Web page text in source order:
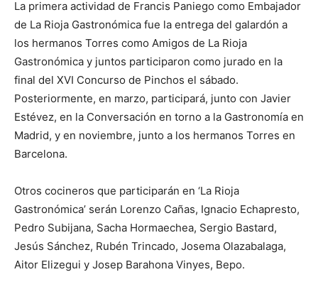
La primera actividad de Francis Paniego como Embajador
de La Rioja Gastronómica fue la entrega del galardón a
los hermanos Torres como Amigos de La Rioja
Gastronómica y juntos participaron como jurado en la
final del XVI Concurso de Pinchos el sábado.
Posteriormente, en marzo, participará, junto con Javier
Estévez, en la Conversación en torno a la Gastronomía en
Madrid, y en noviembre, junto a los hermanos Torres en
Barcelona.
Otros cocineros que participarán en ‘La Rioja
Gastronómica’ serán Lorenzo Cañas, Ignacio Echapresto,
Pedro Subijana, Sacha Hormaechea, Sergio Bastard,
Jesús Sánchez, Rubén Trincado, Josema Olazabalaga,
Aitor Elizegui y Josep Barahona Vinyes, Bepo.